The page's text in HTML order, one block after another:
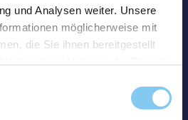
und Analysen weiter. Unsere
möglicherweise mit
die Sie ihnen bereitgestellt